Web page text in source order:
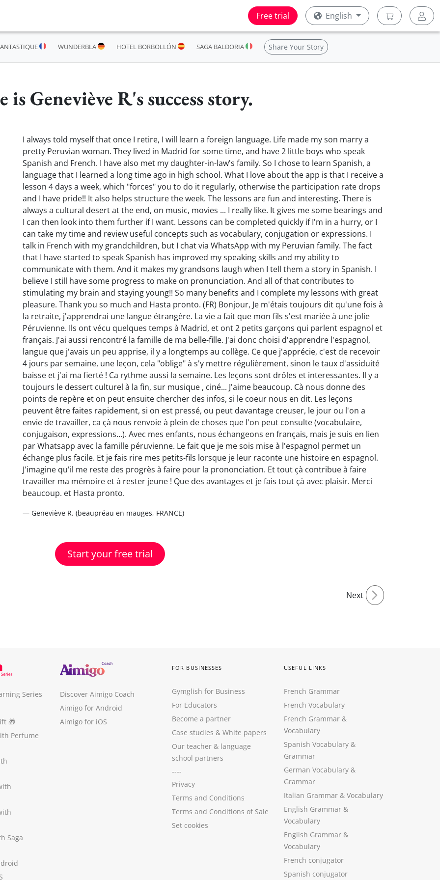
Free trial English
WUNDERBLA HOTEL BORBOLLÓN SAGA BALDORIA Share Your Story
is Geneviève R's success story.
I always told myself that once I retire, I will learn a foreign language. Life made my son marry a
pretty Peruvian woman. They lived in Madrid for some time, and have 2 little boys who speak
Spanish and French. I have also met my daughter-in-law's family. So I chose to learn Spanish, a
language that I learned a long time ago in high school. What I love about the app is that I receive a
lesson 4 days a week, which "forces" you to do it regularly, otherwise the participation rate drops
and I have pride!! It also helps structure the week. The lessons are fun and interesting. There is
always a cultural desert at the end, on music, movies ... I really like. It gives me some bearings and
I can then look into them further if I want. Lessons can be completed quickly if I'm in a hurry, or I
can take my time and review useful concepts such as vocabulary, conjugation or expressions. I
talk in French with my grandchildren, but I chat via WhatsApp with my Peruvian family. The fact
that I have started to speak Spanish has improved my speaking skills and my ability to
communicate with them. And it makes my grandsons laugh when I tell them a story in Spanish. I
believe I still have some progress to make on pronunciation. And all of that contributes to
stimulating my brain and staying young!! So many benefits and I complete my lessons with great
pleasure. Thank you so much and Hasta pronto. (FR) Bonjour, Je m'étais toujours dit qu'une fois à
la retraite, j'apprendrai une langue étrangère. La vie a fait que mon fils s'est mariée à une jolie
Péruvienne. Ils ont vécu quelques temps à Madrid, et ont 2 petits garçons qui parlent espagnol et
français. J'ai aussi rencontré la famille de ma belle-fille. J'ai donc choisi d'apprendre l'espagnol,
langue que j'avais un peu apprise, il y a longtemps au collège. Ce que j'apprécie, c'est de recevoir
4 jours par semaine, une leçon, cela "oblige" à s'y mettre régulièrement, sinon le taux d'assiduité
baisse et j'ai ma fierté ! Ca rythme aussi la semaine. Les leçons sont drôles et interessantes. Il y a
toujours le dessert culturel à la fin, sur musique , ciné... J'aime beaucoup. Cà nous donne des
points de repère et on peut ensuite chercher des infos, si le coeur nous en dit. Les leçons
peuvent être faites rapidement, si on est pressé, ou peut davantage creuser, le jour ou l'on a
envie de travailler, ca çà nous renvoie à plein de choses que l'on peut consulte (vocabulaire,
conjugaison, expressions...). Avec mes enfants, nous échangeons en français, mais je suis en lien
par Whatsapp avec la famille péruvienne. Le fait que je me sois mise à l'espagnol permet un
échange plus facile. Et je fais rire mes petits-fils lorsque je leur raconte une histoire en espagnol.
J'imagine qu'il me reste des progrès à faire pour la prononciation. Et tout çà contribue à faire
travailler ma mémoire et à rester jeune ! Que des avantages et je fais tout çà avec plaisir. Merci
beaucoup. et Hasta pronto.
— Geneviève R. (beaupréau en mauges, FRANCE)
Start your free trial
Next
Series
🎁
Perfume
Saga
Discover Aimigo Coach
Aimigo for Android
Aimigo for iOS
FOR BUSINESSES
Gymglish for Business
For Educators
Become a partner
Case studies & White papers
Our teacher & language
school partners
----
Privacy
Terms and Conditions
Terms and Conditions of Sale
Set cookies
USEFUL LINKS
French Grammar
French Vocabulary
French Grammar &
Vocabulary
Spanish Vocabulary &
Grammar
German Vocabulary &
Grammar
Italian Grammar & Vocabulary
English Grammar &
Vocabulary
English Grammar &
Vocabulary
French conjugator
Spanish conjugator